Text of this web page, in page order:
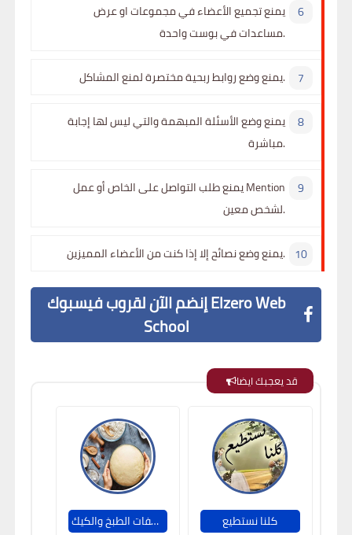
يمنع تجميع الأعضاء في مجموعات او عرض
مساعدات في بوست واحدة.
يمنع وضع روابط ربحية مختصرة لمنع المشاكل.
يمنع وضع الأسئلة المبهمة والتي ليس لها إجابة
مباشرة.
يمنع طلب التواصل على الخاص أو عمل Mention
لشخص معين.
يمنع وضع نصائح إلا إذا كنت من الأعضاء المميزين.
إنضم الآن لقروب فيسبوك Elzero Web
School
قد يعجبك ايضا
وصفات الطبخ والكيك Recipes Cooking كلنا نستطيع